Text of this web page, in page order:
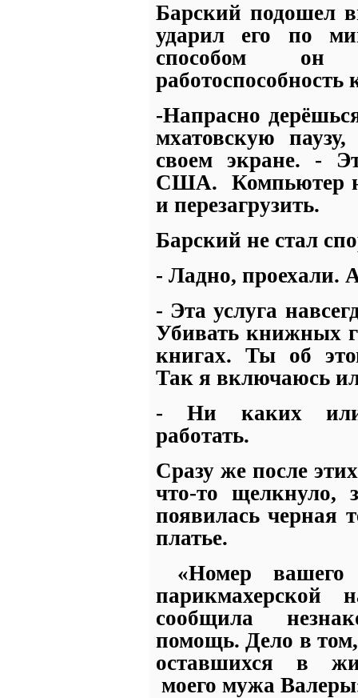
Барский подошел
ударил его по
способом он
-Напрасно
мхатовскую
своем экране. -
США.
Компьютер
и перезагрузить.
Барский не стал
- Ладно, проехали.
- Эта услуга
Убивать книжных
книгах. Ты об
Так я включаюсь
- Ни каких
работать.
Сразу же после
что-то щелкнуло,
появилась черная
платье.
«Номер
сообщила
помощь. Дело в
оставшихся в
моего мужа